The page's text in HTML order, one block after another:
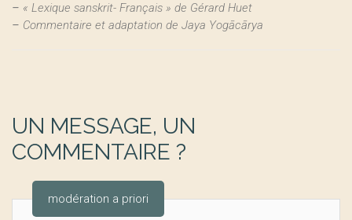
– « Lexique sanskrit- Français » de Gérard Huet
– Commentaire et adaptation de Jaya Yogācārya
UN MESSAGE, UN
COMMENTAIRE ?
modération a priori